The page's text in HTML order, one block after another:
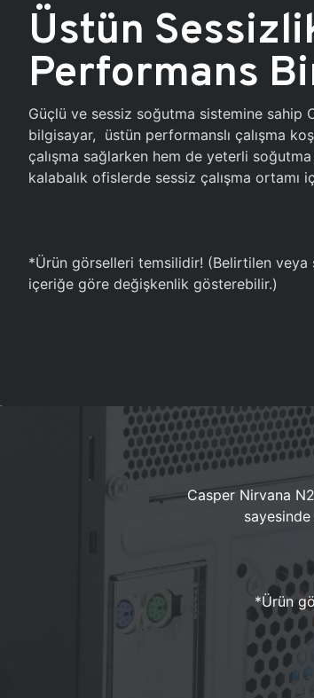
Üstün
Performans
Güçlü ve sessiz soğutma sistemine sahip
bilgisayar, üstün performanslı çalışma
çalışma sağlarken hem de yeterli
kalabalık ofislerde sessiz çalışma ortamı
*Ürün görselleri temsilidir! (Belirtilen veya
içeriğe göre değişkenlik gösterebilir.)
Casper Nirvana
*Ürün